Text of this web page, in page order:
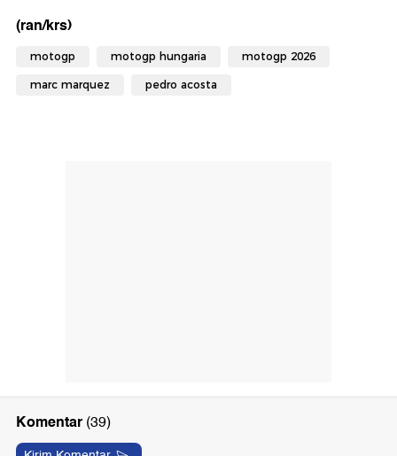
(ran/krs)
motogp motogp hungaria motogp 2026
marc marquez pedro acosta